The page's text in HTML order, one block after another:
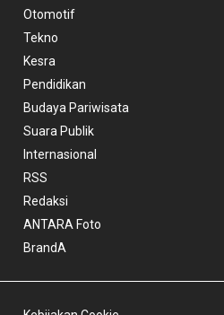
Otomotif
Tekno
Kesra
Pendidikan
Budaya Pariwisata
Suara Publik
Internasional
RSS
Redaksi
ANTARA Foto
BrandA